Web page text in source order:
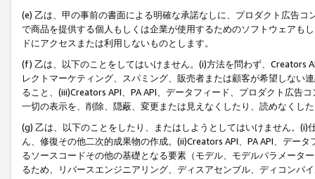
(e) 乙は、甲の事前の書面による明確な承諾なしに、プロダクト広告
で商品を提供する個人もしくは企業が使用するためのソフトウェアも
ドにアクセスまたは利用しないものとします。
(f) 乙は、以下のことをしてはいけません。(i)方法を問わず、Creators
レクトマーケティング、スパミング、販売者または顧客が希望しない
ること、(iii)Creators API、PA API、データフィード、プロダクト広告
一切の表示を、削除、隠蔽、変更または見えなくしたり、読めなくし
(g) 乙は、以下のことをしたり、またはしようとしてはいけません。
ん、修復その他二次的成果物の作成。(ii)Creators API、PA API、デー
るソースコードその他の基礎となる要素（モデル、モデルパラメータ
るため、リバースエンジニアリング、ディスアセンブル、ディコンパ